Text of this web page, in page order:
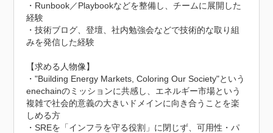
・Runbook／Playbookなどを整備し、チームに展開した
経験
・技術ブログ、登壇、社内勉強会などで技術的な取り組
みを発信した経験
【求める人物像】
・"Building Energy Markets, Coloring Our Society"という
enechainのミッションに共感し、エネルギー市場という
複雑で社会的意義の大きいドメインに向き合うことを楽
しめる方
・SREを「インフラを守る役割」に閉じず、可用性・パ